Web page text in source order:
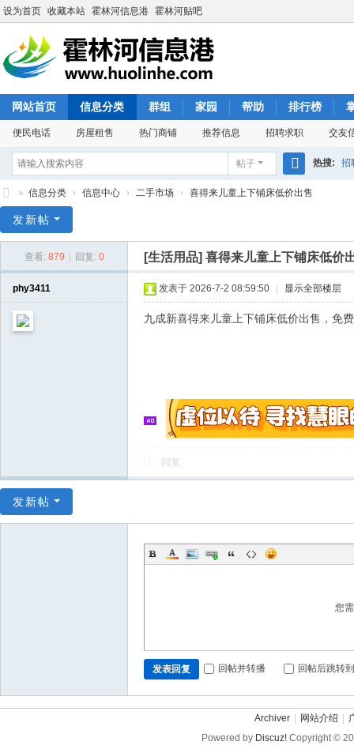
设为首页 收藏本站 霍林河信息港 霍林河贴吧
网站首页 信息分类 群组 家园 帮助 排行榜
便民电话 房屋租售 热门商铺 推荐信息 招聘求职 交友
帖子
搜
热搜: 招
林
» 信息分类 › 信息中心 › 二手市场 › 喜得来儿童上下铺床低价出售
发新帖
查看: 879 回复: 0 [生活用品] 喜得来儿童上下铺床低价
phy3411 发表于 2026-7-2 08:59:50 显示全部楼层
九成新喜得来儿童上下铺床低价出售，免
回复
发新帖
您
发表回复 回帖并转播 回帖后跳转
Archiver 网站介绍
Powered by Discuz! Copyright ©